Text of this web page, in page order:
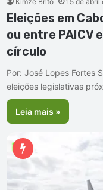
Eleições em
ou entre PAICV
círculo
Por: José Lopes Fortes
eleições legislativas
Leia mais »